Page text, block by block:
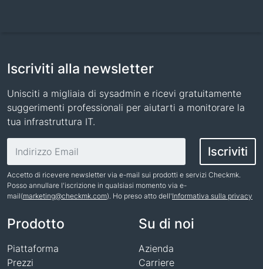
Iscriviti alla newsletter
Unisciti a migliaia di sysadmin e ricevi gratuitamente
suggerimenti professionali per aiutarti a monitorare la
tua infrastruttura IT.
Iscriviti
Accetto di ricevere newsletter via e-mail sui prodotti e servizi Checkmk.
Posso annullare l'iscrizione in qualsiasi momento via e-
mail(marketing@checkmk.com). Ho preso atto dell'Informativa sulla privacy
Prodotto
Piattaforma
Prezzi
Su di noi
Azienda
Carriere